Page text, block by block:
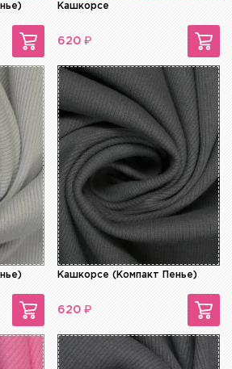
Кашкорсе
620 ₽
Кашкорсе (Компакт Пенье)
620 ₽